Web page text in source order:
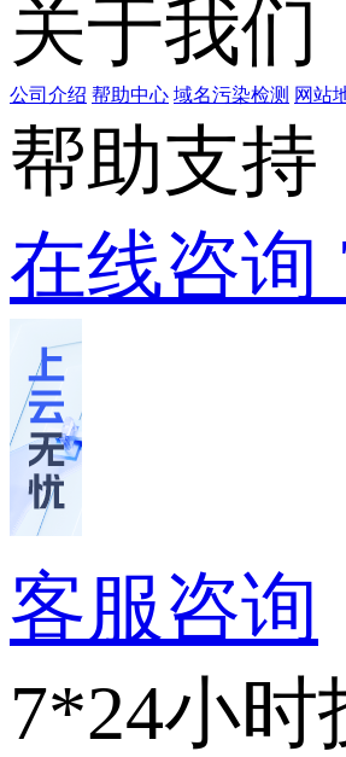
关于我们
公司介绍 帮助中心 域名污染检测 网站
帮助支持
在线咨询
客服咨询
7*24小